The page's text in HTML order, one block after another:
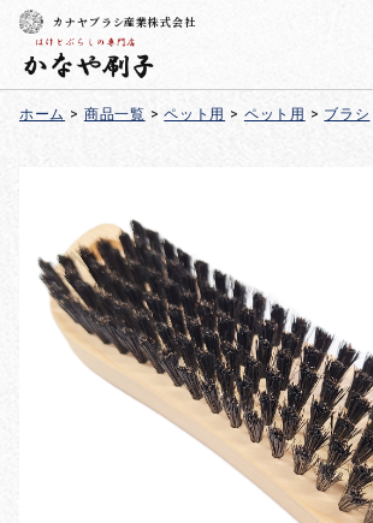
カナヤブラシ産業株式会社
ホーム > 商品一覧 > ペット用 > ペット用 > ブラシ